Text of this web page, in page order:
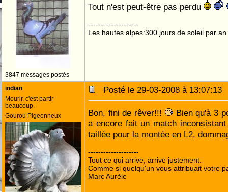
3847 messages postés
Tout n'est peut-être pas perdu
--------------------
Les hautes alpes:300 jours de soleil par an
indian
Mourir, c'est partir
beaucoup.
Gourou Pigeonneux
Posté le 29-03-2008 à
Bon, fini de rêver!!!
Bien qu'à 3
a encore fait un match
taillée pour la montée en L2,
--------------------
Tout ce qui arrive, arrive justement.
Comme si quelqu'un vous attribuait votre
Marc Aurèle